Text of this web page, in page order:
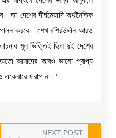
তা দেশের দীর্ঘমেয়াদি অর্থনৈতিক
করবে। শেখ বশিরউদ্দীন আরও
মূল ভিত্তিই ছিল দুই দেশের
আমাদের আরও ভালো প্রাপ্য
খারাপ না।’
NEXT POST